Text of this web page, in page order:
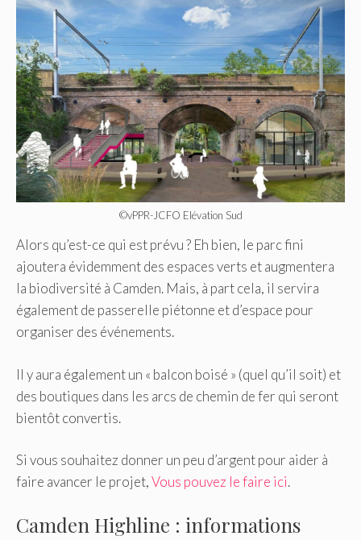
©vPPR-JCFO Elévation Sud
Alors qu’est-ce qui est prévu ? Eh bien, le parc fini
ajoutera évidemment des espaces verts et augmentera
la biodiversité à Camden. Mais, à part cela, il servira
également de passerelle piétonne et d’espace pour
organiser des événements.
Il y aura également un « balcon boisé » (quel qu’il soit) et
des boutiques dans les arcs de chemin de fer qui seront
bientôt convertis.
Si vous souhaitez donner un peu d’argent pour aider à
faire avancer le projet,Vous pouvez le faire ici.
Camden Highline : informations